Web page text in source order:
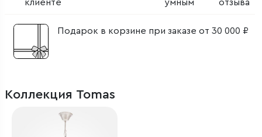
клиенте
умным
отзыва
Подарок в корзине при заказе от 30 000 ₽
Коллекция Tomas